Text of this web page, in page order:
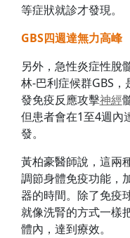
等症狀就診才發現。
GBS四週達無力高
另外，急性炎症性脫
林-巴利症候群GBS
發免疫反應攻擊神經
但患者會在1至4週內
發。
黃柏豪醫師說，這兩
調節身體免疫功能，
器的時間。除了免疫
就像洗腎的方式一樣
體內，達到療效。